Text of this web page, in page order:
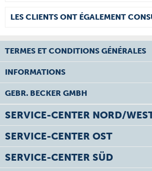
LES CLIENTS ONT ÉGALEMENT
TERMES ET CONDITIONS GÉNÉRALES
INFORMATIONS
GEBR. BECKER GMBH
SERVICE-CENTER NORD/
SERVICE-CENTER OST
SERVICE-CENTER SÜD